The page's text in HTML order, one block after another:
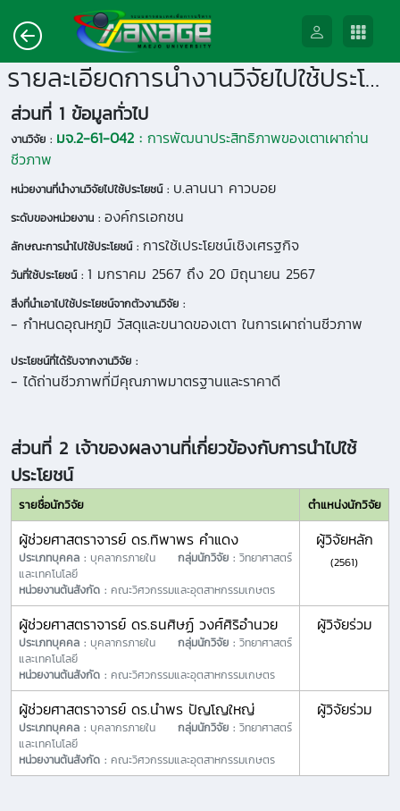
รายละเอียดการนำงานวิจัยไปใช้ประโยชน์
ส่วนที่ 1 ข้อมูลทั่วไป
งานวิจัย : มจ.2-61-042 : การพัฒนาประสิทธิภาพของเตาเผาถ่าน
ชีวภาพ
หน่วยงานที่นำงานวิจัยไปใช้ประโยชน์ : บ.ลานนา คาวบอย
ระดับของหน่วยงาน : องค์กรเอกชน
ลักษณะการนำไปใช้ประโยชน์ : การใช้เประโยชน์เชิงเศรฐกิจ
วันที่ใช้ประโยชน์ : 1 มกราคม 2567 ถึง 20 มิถุนายน 2567
สิ่งที่นำเอาไปใช้ประโยชน์จากตัวงานวิจัย :
- กำหนดอุณหภูมิ วัสดุและขนาดของเตา ในการเผาถ่านชีวภาพ
ประโยชน์ที่ได้รับจากงานวิจัย :
- ได้ถ่านชีวภาพที่มีคุณภาพมาตรฐานและราคาดี
ส่วนที่ 2 เจ้าของผลงานที่เกี่ยวข้องกับการนำไปใช้
ประโยชน์
รายชื่อนักวิจัย ตำแหน่งนักวิจัย
ผู้ช่วยศาสตราจารย์ ดร.ทิพาพร คำแดง
ประเภทบุคคล : บุคลากรภายใน กลุ่มนักวิจัย : วิทยาศาสตร์
และเทคโนโลยี
หน่วยงานต้นสังกัด : คณะวิศวกรรมและอุตสาหกรรมเกษตร
ผู้วิจัยหลัก
(2561)
ผู้ช่วยศาสตราจารย์ ดร.ธนศิษฏ์ วงศ์ศิริอำนวย
ประเภทบุคคล : บุคลากรภายใน กลุ่มนักวิจัย : วิทยาศาสตร์
และเทคโนโลยี
หน่วยงานต้นสังกัด : คณะวิศวกรรมและอุตสาหกรรมเกษตร
ผู้วิจัยร่วม
ผู้ช่วยศาสตราจารย์ ดร.นำพร ปัญโญใหญ่
ประเภทบุคคล : บุคลากรภายใน กลุ่มนักวิจัย : วิทยาศาสตร์
และเทคโนโลยี
หน่วยงานต้นสังกัด : คณะวิศวกรรมและอุตสาหกรรมเกษตร
ผู้วิจัยร่วม